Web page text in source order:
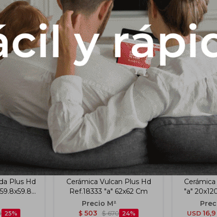
Productos que te pueden interesar
Plus Hd
25
Cerámica Vulcan Plus Hd
Ref.18333 "a" 62x62 Cm
$ 503 $ 670 24
"a"
USD 16,9